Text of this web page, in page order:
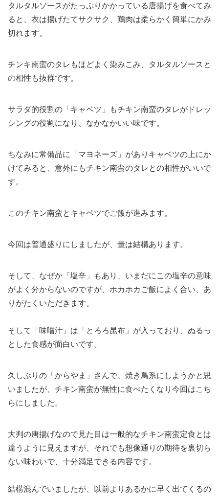
タルタルソースがたっぷりかかっている唐揚げを食べてみ
ると、衣は揚げたてサクサク、鶏肉は柔らかく簡単にかみ
切れます。
チンキ南蛮のタレもほどよく染みこみ、タルタルソースと
の相性も抜群です。
サラダ的役割の「キャベツ」もチキン南蛮のタレがドレッ
シングの役割になり、なかなかいい味です。
ちなみに常備品に「マヨネーズ」がありキャベツの上にか
けてみると、意外にもチキン南蛮のタレとの相性がいいで
す。
このチキン南蛮とキャベツでご飯が進みます。
今回は普通盛りにしましたが、量は結構あります。
そして、なぜか「塩辛」もあり、いまだにこの塩辛の意味
がよく分からないのですが、ホカホカご飯によく合い、あ
りがたくいただきます。
そして「味噌汁」は「とろろ昆布」が入っており、ぬるっ
とした食感が面白いです。
久しぶりの「からやま」さんで、焼き鳥系にしようかと思
いましたが、チキン南蛮が無性に食べたくなり今回はこち
らにしました。
大判の唐揚げなので見た目は一般的なチキン南蛮定食とは
違うように見えますが、それでも想像通りの期待を裏切ら
ない味わいで、十分満足できる内容です。
結構混んでいましたが、以前よりあるかに早く出てくるの